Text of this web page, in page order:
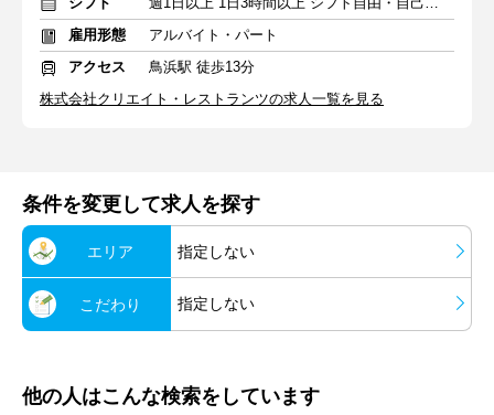
雇用形態
アルバイト・パート
アクセス
鳥浜駅 徒歩13分
株式会社クリエイト・レストランツの求人一覧を見る
条件を変更して求人を探す
エリア 指定しない
こだわり 指定しない
他の人はこんな検索をしています